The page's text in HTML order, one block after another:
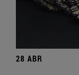
28 ABR